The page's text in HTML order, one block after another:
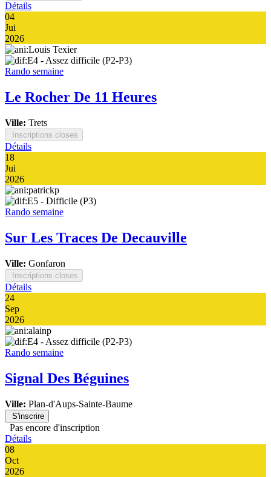
Détails
04
Jui
2026
Rando semaine
Le Rocher De 11 Heures
Ville: Trets
Inscriptions closes
Détails
18
Jui
2026
Rando semaine
Sur Les Traces De Decauville
Ville: Gonfaron
Inscriptions closes
Détails
24
Sep
2026
Rando semaine
Signal Des Béguines
Ville: Plan-d'Aups-Sainte-Baume
S'inscrire
Pas encore d'inscription
Détails
08
Oct
2026